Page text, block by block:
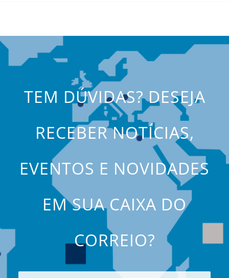
TEM DÚVIDAS? DESEJA
RECEBER NOTÍCIAS,
EVENTOS E NOVIDADES
EM SUA CAIXA DO
CORREIO?